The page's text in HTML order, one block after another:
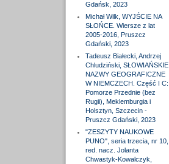
Gdańsk, 2023
Michał Wilk, WYJŚCIE NA
SŁOŃCE. Wiersze z lat
2005-2016, Pruszcz
Gdański, 2023
Tadeusz Białecki, Andrzej
Chludziński, SŁOWIAŃSKIE
NAZWY GEOGRAFICZNE
W NIEMCZECH. Część I C:
Pomorze Przednie (bez
Rugii), Meklemburgia i
Holsztyn, Szczecin -
Pruszcz Gdański, 2023
"ZESZYTY NAUKOWE
PUNO", seria trzecia, nr 10,
red. nacz. Jolanta
Chwastyk-Kowalczyk,